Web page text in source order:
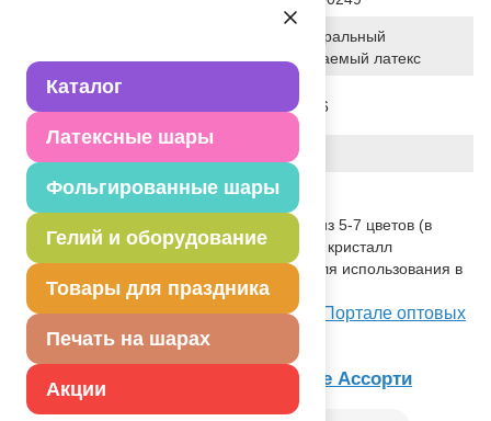
Каталог
Латексные шары
Фольгированные шары
Гелий и оборудование
Товары для праздника
Печать на шарах
Акции
100% натуральный
биоразлагаемый латекс
Дата последнего
изменения элемента
28-01-2026
2.560 г
Описание товара
Шар из натурального латекса. Ассорти из 5-7 цветов (в
случайном соотношении), одного типа - кристалл
(полупрозрачный). Предназначенный для использования в
оформлении и розничной продаже.
Посмотреть 10" Кристалл ассорти на Портале оптовых
закупок
Товар из коллекции Многоцветное Ассорти